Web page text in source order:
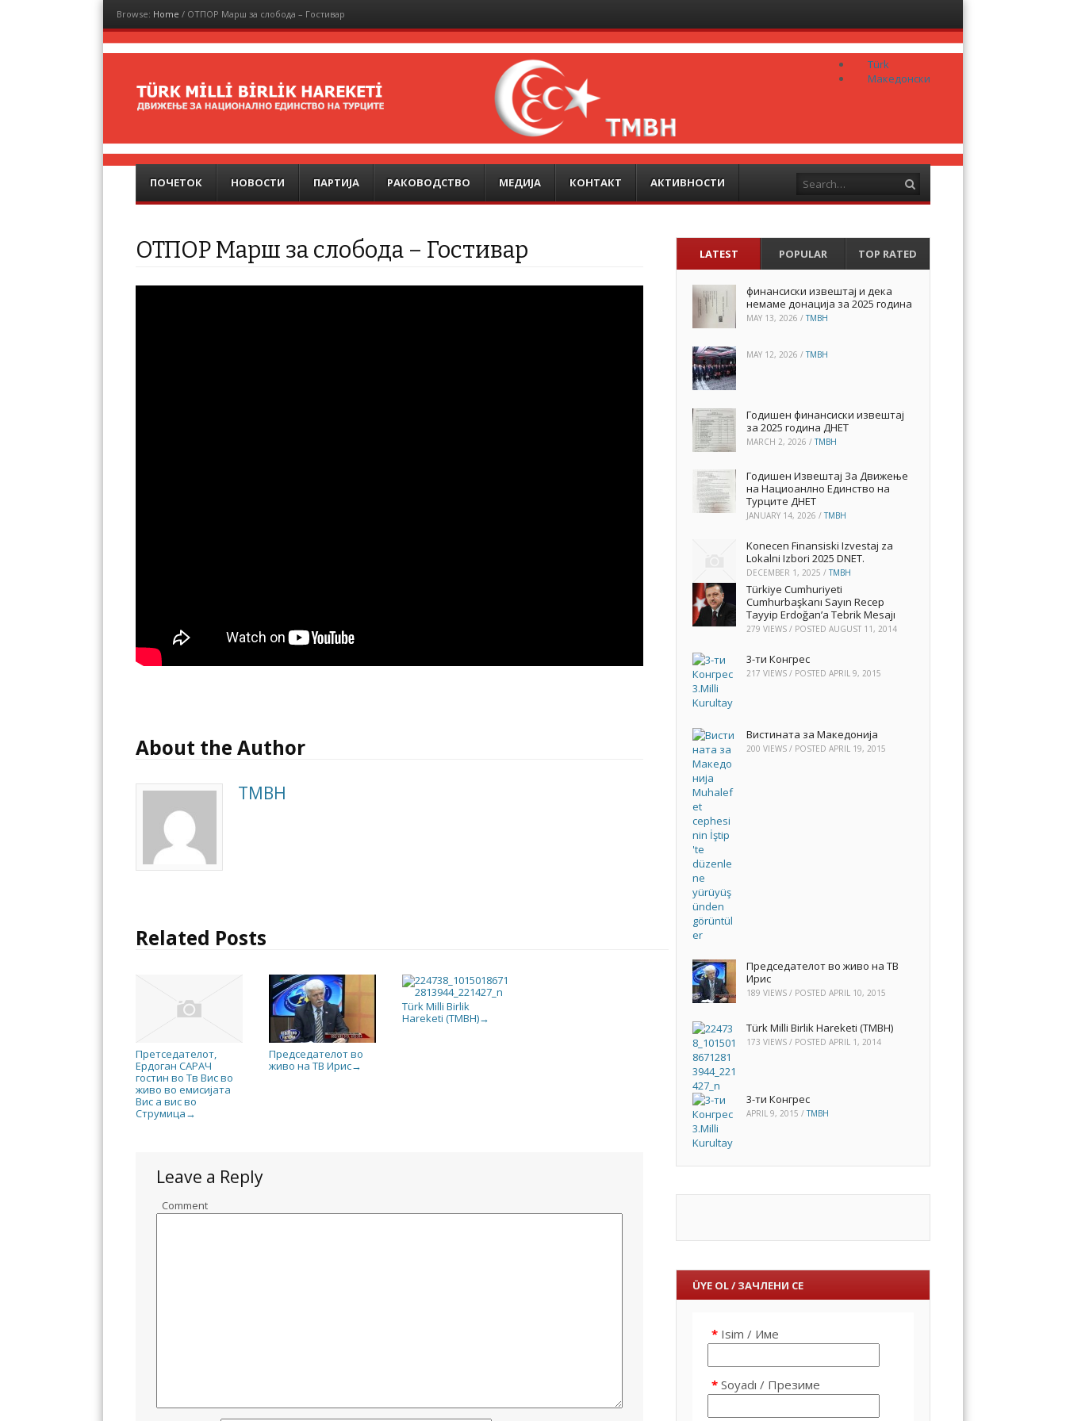
Browse: Home / ОТПОР Марш за слобода – Гостивар Menu
content
Türk Milli Birlik
Hareketi
Türk
Македонски
Menu
ПОЧЕТОК НОВОСТИ ПАРТИЈА РАКОВОДСТВО МЕДИЈА КОНТАКТ АКТИВНОСТИ Search
ОТПОР Марш за слобода – Гостивар
About the Author
TMBH
Related Posts
Претседателот,
Ердоган САРАЧ
гостин во Тв Вис во
живо во емисијата
Вис а вис во
Струмица →
Председателот во
живо на ТВ Ирис→
Türk Milli Birlik
Hareketi (TMBH)→
Leave a Reply
Comment
LATEST POPULAR TOP RATED
финансиски извештај и дека
немаме донација за 2025 година
MAY 13, 2026 /TMBH
MAY 12, 2026 /TMBH
Годишен финансиски извештај
за 2025 година ДНЕТ
MARCH 2, 2026 /TMBH
Годишен Извештај За Движење
на Нациоанлно Единство на
Турците ДНЕТ
JANUARY 14, 2026 /TMBH
Konecen Finansiski Izvestaj za
Lokalni Izbori 2025 DNET.
DECEMBER 1, 2025 /TMBH
Türkiye Cumhuriyeti
Cumhurbaşkanı Sayın Recep
Tayyip Erdoğan’a Tebrik Mesajı
279 VIEWS / POSTED AUGUST 11, 2014
3-ти Конгрес
217 VIEWS / POSTED APRIL 9, 2015
Вистината за Македонија
200 VIEWS / POSTED APRIL 19, 2015
Председателот во живо на ТВ
Ирис
189 VIEWS / POSTED APRIL 10, 2015
Türk Milli Birlik Hareketi (TMBH)
173 VIEWS / POSTED APRIL 1, 2014
3-ти Конгрес
APRIL 9, 2015 /TMBH
ÜYE OL / ЗАЧЛЕНИ СЕ